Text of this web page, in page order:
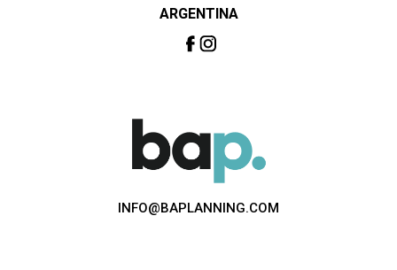
ARGENTINA
INFO@BAPLANNING.COM